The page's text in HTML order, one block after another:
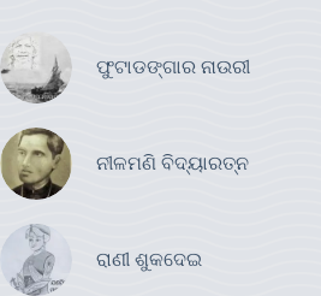
ଫୁଟାଡଙ୍ଗାର ନାଉରୀ
ନୀଳମଣି ବିଦ୍ୟାରତ୍ନ
ରାଣୀ ଶୁକଦେଇ